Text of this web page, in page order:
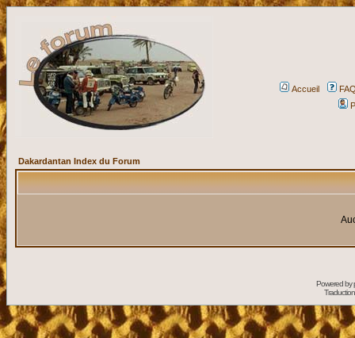
Accueil
Dakardantan Index du Forum
Powered by